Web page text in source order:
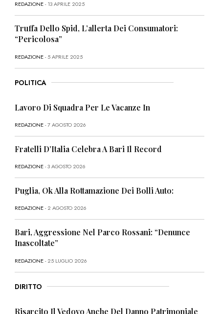
REDAZIONE- 13 APRILE 2025
Truffa Dello Spid, L’allerta Dei Consumatori:
“Pericolosa”
REDAZIONE- 5 APRILE 2025
POLITICA
Lavoro Di Squadra Per Le Vacanze In
REDAZIONE- 7 AGOSTO 2026
Fratelli D’Italia Celebra A Bari Il Record
REDAZIONE- 3 AGOSTO 2026
Puglia, Ok Alla Rottamazione Dei Bolli Auto:
REDAZIONE- 2 AGOSTO 2026
Bari, Aggressione Nel Parco Rossani: “Denunce
Inascoltate”
REDAZIONE- 25 LUGLIO 2026
DIRITTO
Risarcito Il Vedovo Anche Del Danno Patrimoniale